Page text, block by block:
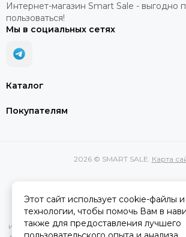
Каталог
Покупателям
Интернет-магазин Smart Sale - выгодно
пользоваться!
Мы в социальных сетях
2026 © SMART SALE. Карта
Вся представленная на сайте
характеристик, стоимости товаров и
информационный характер и ни при каких
Этот сайт использует cookie-файлы
технологии, чтобы помочь Вам в
также для предоставления лучшего